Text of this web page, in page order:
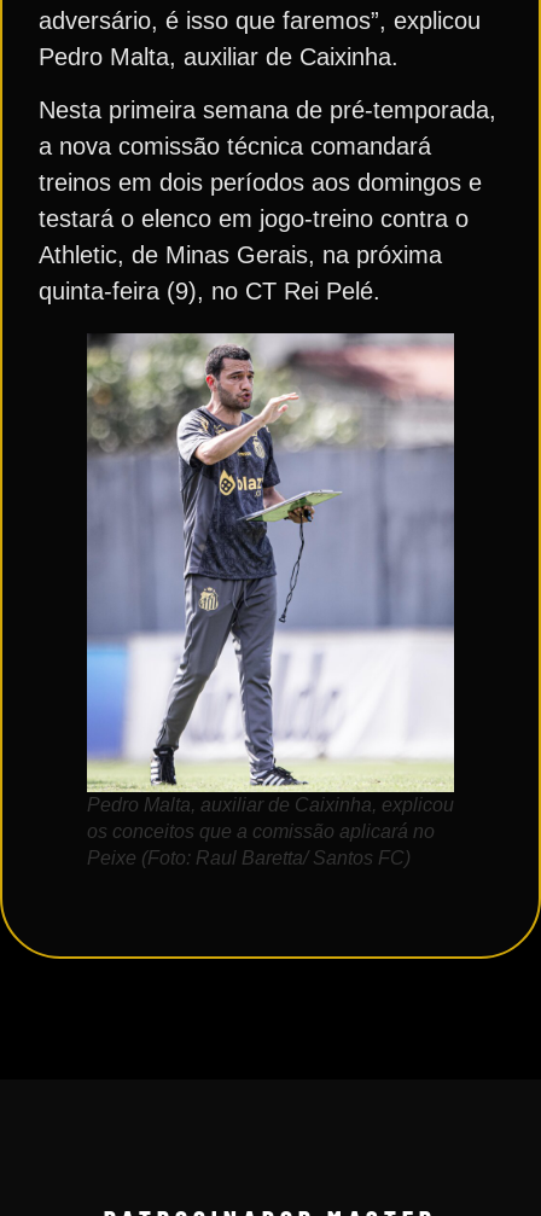
adversário, é isso que faremos”, explicou
Pedro Malta, auxiliar de Caixinha.
Nesta primeira semana de pré-temporada,
a nova comissão técnica comandará
treinos em dois períodos aos domingos e
testará o elenco em jogo-treino contra o
Athletic, de Minas Gerais, na próxima
quinta-feira (9), no CT Rei Pelé.
Pedro Malta, auxiliar de Caixinha, explicou
os conceitos que a comissão aplicará no
Peixe (Foto: Raul Baretta/ Santos FC)